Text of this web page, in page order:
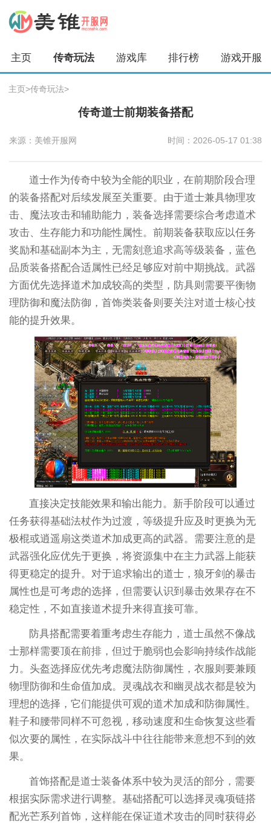
主页 传奇玩法 游戏库 排行榜 游戏开服
主页>传奇玩法>
传奇道士前期装备搭配
来源：美锥开服网 时间：2026-05-17 01:38
道士作为传奇中较为全能的职业，在前期阶段合理
的装备搭配对后续发展至关重要。由于道士兼具物理攻
击、魔法攻击和辅助能力，装备选择需要综合考虑道术
攻击、生存能力和功能性属性。前期装备获取应以任务
奖励和基础副本为主，无需刻意追求高等级装备，蓝色
品质装备搭配合适属性已经足够应对前中期挑战。武器
方面优先选择道术加成较高的类型，防具则需要平衡物
理防御和魔法防御，首饰类装备则要关注对道士核心技
能的提升效果。
直接决定技能效果和输出能力。新手阶段可以通过
任务获得基础法杖作为过渡，等级提升应及时更换为无
极棍或逍遥扇这类道术加成更高的武器。需要注意的是
武器强化应优先于更换，将资源集中在主力武器上能获
得更稳定的提升。对于追求输出的道士，狼牙剑的暴击
属性也是可考虑的选择，但需要认识到暴击效果存在不
稳定性，不如直接道术提升来得直接可靠。
防具搭配需要着重考虑生存能力，道士虽然不像战
士那样需要顶在前排，但过于脆弱也会影响持续作战能
力。头盔选择应优先考虑魔法防御属性，衣服则要兼顾
物理防御和生命值加成。灵魂战衣和幽灵战衣都是较为
理想的选择，它们能提供可观的道术加成和防御属性。
鞋子和腰带同样不可忽视，移动速度和生命恢复这些看
似次要的属性，在实际战斗中往往能带来意想不到的效
果。
首饰搭配是道士装备体系中较为灵活的部分，需要
根据实际需求进行调整。基础搭配可以选择灵魂项链搭
配光芒系列首饰，这样能在保证道术攻击的同时获得必